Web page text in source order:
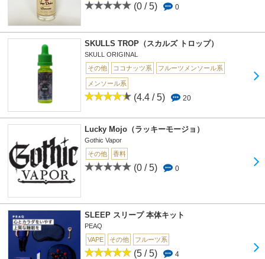
(0 / 5) 0
SKULLS TROP（スカルズ トロップ）
SKULL ORIGINAL
その他
ココナッツ系 フルーツメンソール系
メンソール系
(4.4 / 5) 20
Lucky Mojo（ラッキーモージョ）
Gothic Vapor
その他
香料
(0 / 5) 0
SLEEP スリープ 本体キット
PEAQ
VAPE
その他 フルーツ系
(5 / 5) 4